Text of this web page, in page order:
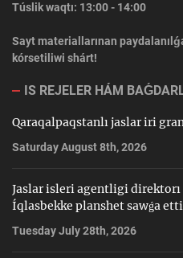
Túslik waqtı: 13:00 - 14:00
Sayt materiallarınan
kórsetiliwi shárt!
IS REJELER HÁM
Qaraqalpaqstanlı jaslar iri
Saturday August 8th, 2026
Jaslar isleri agentligi direktorı
Íqlasbekke planshet sawǵa etti
Tuesday July 28th, 2026